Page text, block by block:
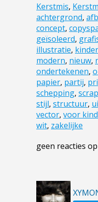
Kerstmis,
achtergrond,
concept,
geïsoleerd,
illustratie,
modern, nieuw,
ondertekenen,
papier, partij,
schepping,
stijl, structuur,
vector, voor
wit, zakelijke
geen reacties